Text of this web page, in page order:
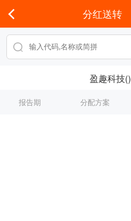
分红送转
盈趣科技()
报告期 分配方案